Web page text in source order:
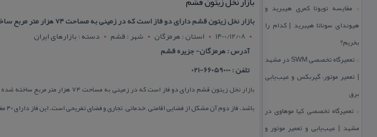
:: مقایسه تویوتا كمری هیبرید و
هیوندای سوناتا هیبرید | كدام را
بخریم؟
::
تعمیرگاه تخصصی SWM در مشهد
| تعمیر موتور، گیربكس و عیب‌یابی
برق
:: تعمیرگاه تخصصی كیا موهاوی در
مشهد | عیب‌یابی و تعمیر موتور و
بازار نخل زیتون قشم دارای دو فاز است كه در زمینی به مساحت ۷۴ هزار متر مربع ساخته شده است. فاز اول این بازار متشكل از ۷۲
1400/12/08
استان : هرمزگان شهر : قشم
دسته : بازارهای ایران
آدرس : هرمزگان- جزیره قشم
تلفن : 66059000-021
باشد. فاز دوم آن مشكل از فضایی اقامتی , خدماتی , تجاری و فضای تفریحی است. این فاز دارای ۴۰ مغازه , چهل و پنج واحد اداری , ۳۵ هتل سوئیت مجهز می باشد.